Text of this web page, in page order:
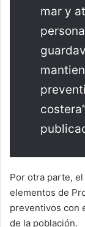
mar y
Por otra parte,
elementos de
preventivos con
de la población.